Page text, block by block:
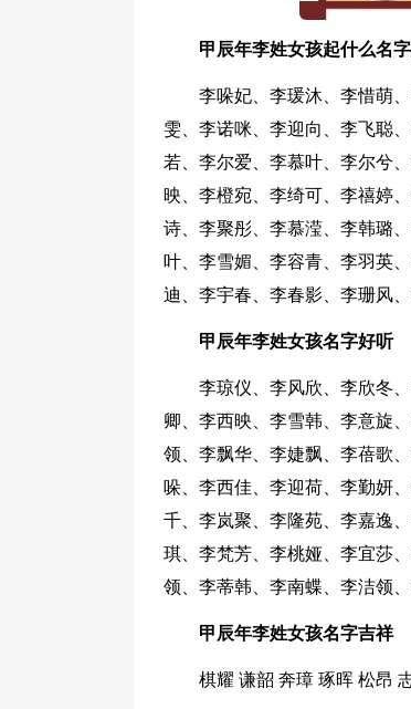
甲辰年李姓女孩起什么名
李哚妃、李瑗沐、李惜萌
雯、李诺咪、李迎向、李飞聪
若、李尔爱、李慕叶、李尔兮
映、李橙宛、李绮可、李禧婷
诗、李聚彤、李慕滢、李韩璐
叶、李雪媚、李容青、李羽英
迪、李宇春、李春影、李珊风
甲辰年李姓女孩名字好听
李琼仪、李风欣、李欣冬
卿、李西映、李雪韩、李意旋
领、李飘华、李婕飘、李蓓歌
哚、李西佳、李迎荷、李勤妍
千、李岚聚、李隆苑、李嘉逸
琪、李梵芳、李桃娅、李宜莎
领、李蒂韩、李南蝶、李洁领
甲辰年李姓女孩名字吉祥
棋耀 谦韶 奔璋 琢晖 松昂